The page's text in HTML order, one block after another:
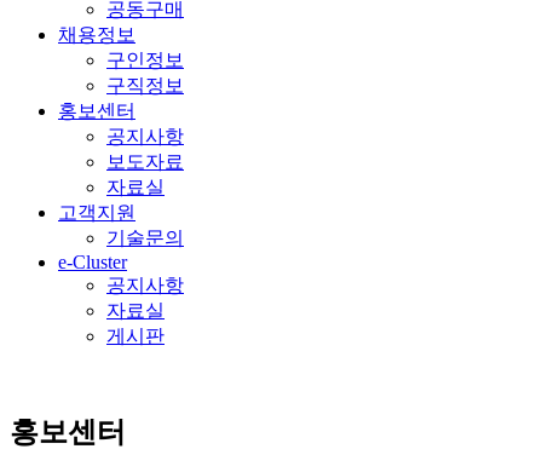
공동구매
채용정보
구인정보
구직정보
홍보센터
공지사항
보도자료
자료실
고객지원
기술문의
e-Cluster
공지사항
자료실
게시판
홍보센터